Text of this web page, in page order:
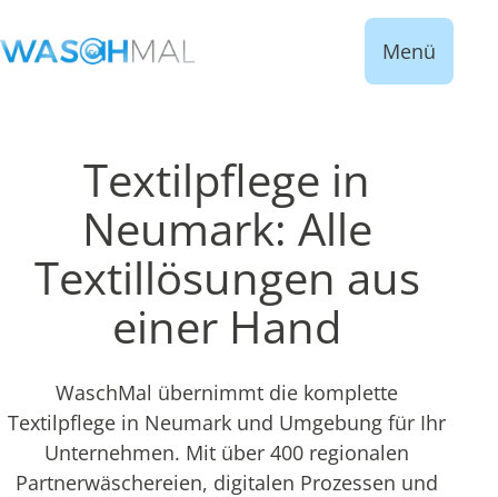
Menü
Textilpflege in
Neumark: Alle
Textillösungen aus
einer Hand
WaschMal übernimmt die komplette
Textilpflege in Neumark und Umgebung für Ihr
Unternehmen. Mit über 400 regionalen
Partnerwäschereien, digitalen Prozessen und